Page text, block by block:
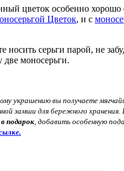
цветок особенно хорошо
Цветок, и с
носить серьги парой, не
две моносерьги.
украшению вы получаете
замши для бережного хранения.
в подарок , добавить особенную